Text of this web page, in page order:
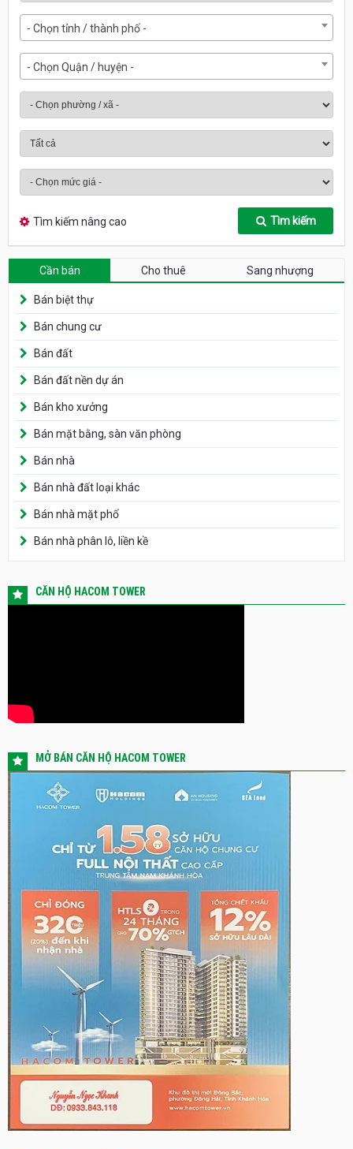
- Chọn tỉnh / thành phố -
- Chọn Quận / huyện -
Tìm kiếm nâng cao Tìm kiếm
Cần bán Cho thuê Sang nhượng
Bán biệt thự
Bán chung cư
Bán đất
Bán đất nền dự án
Bán kho xưởng
Bán mặt bằng, sàn văn phòng
Bán nhà
Bán nhà đất loại khác
Bán nhà mặt phố
Bán nhà phân lô, liền kề
CĂN HỘ HACOM TOWER
MỞ BÁN CĂN HỘ HACOM TOWER